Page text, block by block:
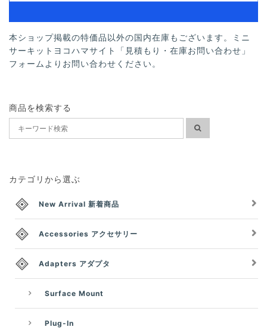
本ショップ掲載の特価品以外の国内在庫もございます。ミニ
サーキットヨコハマサイト「見積もり・在庫お問い合わせ」
フォームよりお問い合わせください。
商品を検索する
カテゴリから選ぶ
New Arrival 新着商品
Accessories アクセサリー
Adapters アダプタ
Surface Mount
Plug-In